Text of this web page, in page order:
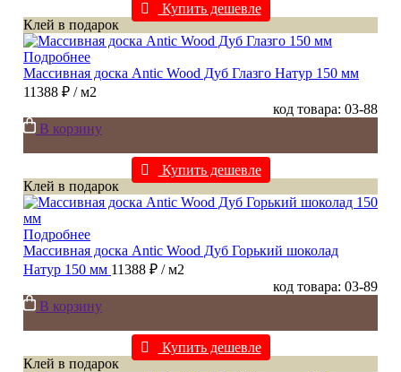
Купить дешевле
Клей в подарок
Подробнее
Массивная доска Antic Wood Дуб Глазго Натур 150 мм
11388 ₽ / м2
код товара: 03-88
В корзину
Купить дешевле
Клей в подарок
Подробнее
Массивная доска Antic Wood Дуб Горький шоколад
Натур 150 мм 11388 ₽ / м2
код товара: 03-89
В корзину
Купить дешевле
Клей в подарок